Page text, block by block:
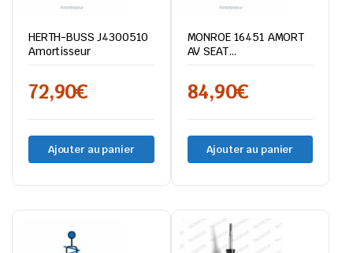
HERTH-BUSS J4300510
Amortisseur
72,90€
Ajouter au panier
MONROE 16451 AMORT
AV SEAT
CORDOBA/IBIZA
84,90€
Ajouter au panier